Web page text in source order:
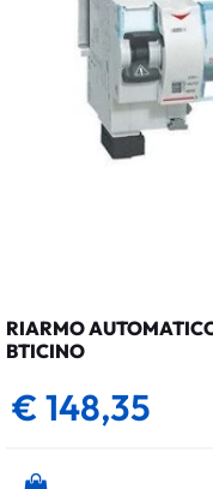
RIARMO
BTICINO
€ 148,35
Quantità